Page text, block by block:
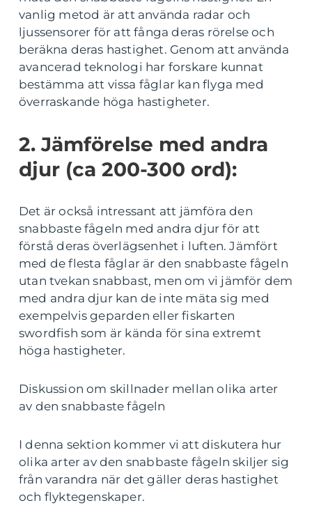
vanlig metod är att använda radar och
ljussensorer för att fånga deras rörelse och
beräkna deras hastighet. Genom att använda
avancerad teknologi har forskare kunnat
bestämma att vissa fåglar kan flyga med
överraskande höga hastigheter.
2. Jämförelse med andra
djur (ca 200-300 ord):
Det är också intressant att jämföra den
snabbaste fågeln med andra djur för att
förstå deras överlägsenhet i luften. Jämfört
med de flesta fåglar är den snabbaste fågeln
utan tvekan snabbast, men om vi jämför dem
med andra djur kan de inte mäta sig med
exempelvis geparden eller fiskarten
swordfish som är kända för sina extremt
höga hastigheter.
Diskussion om skillnader mellan olika arter
av den snabbaste fågeln
I denna sektion kommer vi att diskutera hur
olika arter av den snabbaste fågeln skiljer sig
från varandra när det gäller deras hastighet
och flyktegenskaper.